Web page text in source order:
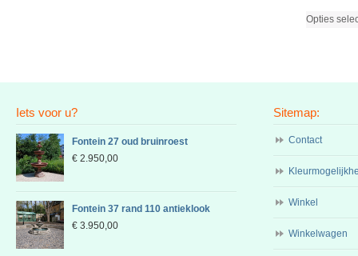
Opties
Iets voor u?
Fontein 27 oud bruinroest
€ 2.950,00
Fontein 37 rand 110 antieklook
€ 3.950,00
Sitemap:
Contact
Winkel
Winkelwagen